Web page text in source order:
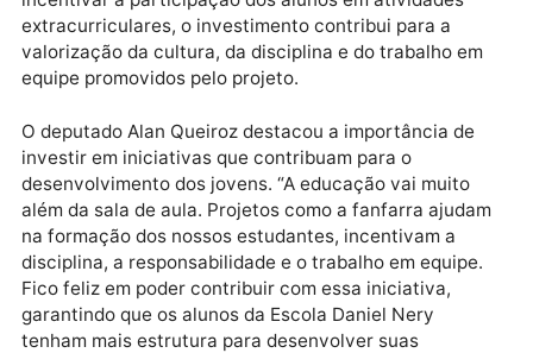
A iniciativa busca fortalecer os projetos
pela escola, garantindo que os integrantes da
possam realizar suas apresentações com mais
incentivar a participação dos alunos em atividades
extracurriculares, o investimento contribui para a
valorização da cultura, da disciplina e do trabalho
equipe promovidos pelo projeto.
O deputado Alan Queiroz destacou a importância de
investir em iniciativas que contribuam para o